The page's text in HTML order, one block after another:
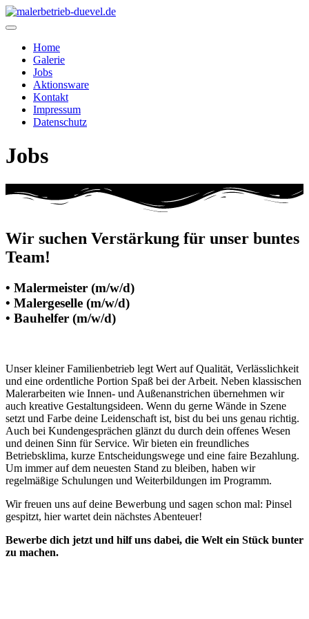
Home
Galerie
Jobs
Aktionsware
Kontakt
Impressum
Datenschutz
Jobs
Wir suchen Verstärkung für unser buntes
Team!
• Malermeister (m/w/d)
• Malergeselle (m/w/d)
• Bauhelfer (m/w/d)
Unser kleiner Familienbetrieb legt Wert auf Qualität, Verlässlichkeit
und eine ordentliche Portion Spaß bei der Arbeit. Neben klassischen
Malerarbeiten wie Innen- und Außenanstrichen übernehmen wir
auch kreative Gestaltungsideen. Wenn du gerne Wände in Szene
setzt und Farbe deine Leidenschaft ist, bist du bei uns genau richtig.
Auch bei Kundengesprächen glänzt du durch dein offenes Wesen
und deinen Sinn für Service. Wir bieten ein freundliches
Betriebsklima, kurze Entscheidungswege und eine faire Bezahlung.
Um immer auf dem neuesten Stand zu bleiben, haben wir
regelmäßige Schulungen und Weiterbildungen im Programm.
Wir freuen uns auf deine Bewerbung und sagen schon mal: Pinsel
gespitzt, hier wartet dein nächstes Abenteuer!
Bewerbe dich jetzt und hilf uns dabei, die Welt ein Stück bunter
zu machen.